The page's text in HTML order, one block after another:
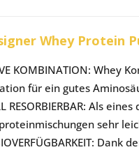
Whey Protein
KOMBINATION: Whey
für ein gutes
RESORBIERBAR: Als
sehr